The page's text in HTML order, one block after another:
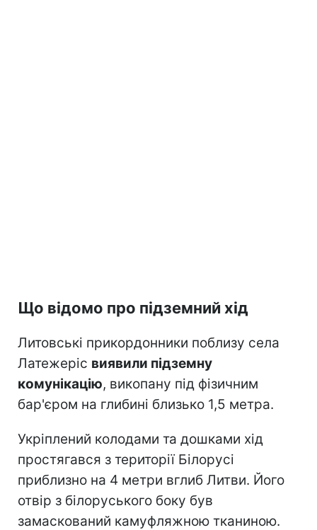
Що відомо про підземний хід
Литовські прикордонники поблизу села
Латежеріс виявили підземну
комунікацію, викопану під фізичним
бар'єром на глибині близько 1,5 метра.
Укріплений колодами та дошками хід
простягався з території Білорусі
приблизно на 4 метри вглиб Литви. Його
отвір з білоруського боку був
замаскований камуфляжною тканиною.